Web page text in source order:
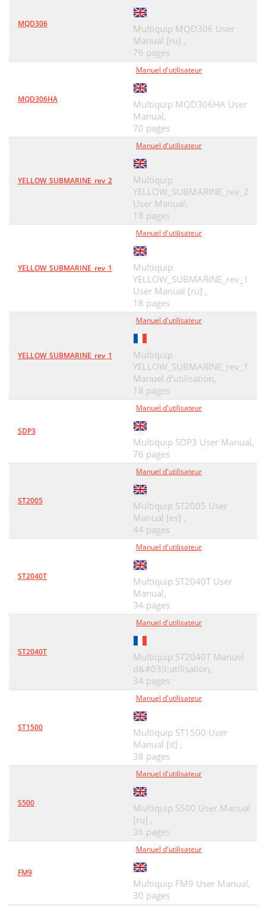
HERE’S HOW TO GET HELP
MQD306
Multiquip MQD306 User
Manual [ru] ,
76 pages
MQD306HA
Manuel d'utilisateur
Multiquip MQD306HA User
Manual,
70 pages
YELLOW_SUBMARINE_rev_2
Manuel d'utilisateur
Multiquip
YELLOW_SUBMARINE_rev_2
User Manual,
18 pages
YELLOW_SUBMARINE_rev_1
Manuel d'utilisateur
Multiquip
YELLOW_SUBMARINE_rev_1
User Manual [ru] ,
18 pages
YELLOW_SUBMARINE_rev_1
Manuel d'utilisateur
Multiquip
YELLOW_SUBMARINE_rev_1
Manuel d'utilisation,
18 pages
SDP3
Manuel d'utilisateur
Multiquip SDP3 User Manual,
76 pages
ST2005
Manuel d'utilisateur
Multiquip ST2005 User
Manual [es] ,
44 pages
ST2040T
Manuel d'utilisateur
Multiquip ST2040T User
Manual,
34 pages
ST2040T
Manuel d'utilisateur
Multiquip ST2040T Manuel
d&#039;utilisation,
34 pages
ST1500
Manuel d'utilisateur
Multiquip ST1500 User
Manual [it] ,
38 pages
S500
Manuel d'utilisateur
Multiquip S500 User Manual
[ru] ,
36 pages
FM9
Manuel d'utilisateur
Multiquip FM9 User Manual,
30 pages